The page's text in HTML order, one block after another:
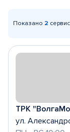
Показано 2
ТРК
ул.